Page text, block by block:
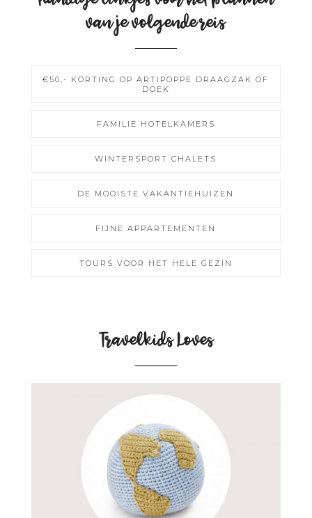
van je volgende reis
€50,- KORTING OP ARTIPOPPE DRAAGZAK OF
DOEK
FAMILIE HOTELKAMERS
WINTERSPORT CHALETS
DE MOOISTE VAKANTIEHUIZEN
FIJNE APPARTEMENTEN
TOURS VOOR HET HELE GEZIN
Travelkids Loves